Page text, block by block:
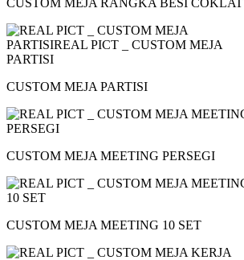
CUSTOM MEJA RANGKA BESI COKLAT
CUSTOM MEJA PARTISI
CUSTOM MEJA MEETING PERSEGI
CUSTOM MEJA MEETING 10 SET